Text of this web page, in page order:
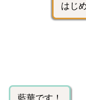
はじ
藍華です！